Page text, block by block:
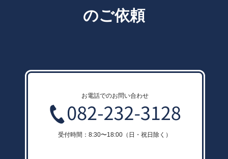
のご依頼
お電話でのお問い合わせ
受付時間：8:30〜18:00（日・祝日除く）